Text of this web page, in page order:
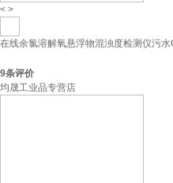
< >
在线余氯溶解氧悬浮物混浊度检测仪污
9条评价
均晟工业品专营店